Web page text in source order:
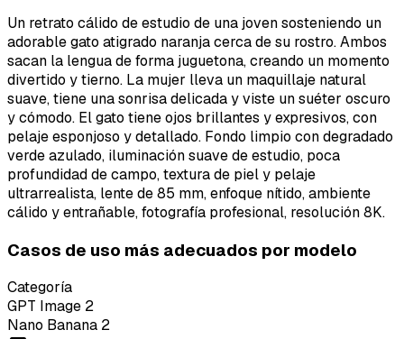
Un retrato cálido de estudio de una joven sosteniendo un
adorable gato atigrado naranja cerca de su rostro. Ambos
sacan la lengua de forma juguetona, creando un momento
divertido y tierno. La mujer lleva un maquillaje natural
suave, tiene una sonrisa delicada y viste un suéter oscuro
y cómodo. El gato tiene ojos brillantes y expresivos, con
pelaje esponjoso y detallado. Fondo limpio con degradado
verde azulado, iluminación suave de estudio, poca
profundidad de campo, textura de piel y pelaje
ultrarrealista, lente de 85 mm, enfoque nítido, ambiente
cálido y entrañable, fotografía profesional, resolución 8K.
Casos de uso más adecuados por modelo
Categoría
GPT Image 2
Nano Banana 2